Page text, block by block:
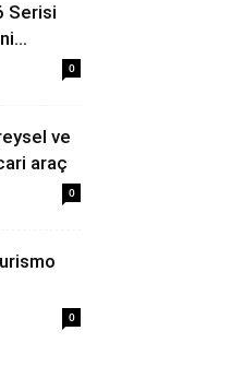
Serisi
0
ve
araç
0
0